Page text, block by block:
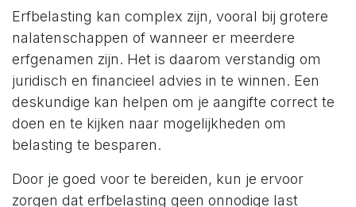
Erfbelasting kan complex zijn, vooral bij grotere
nalatenschappen of wanneer er meerdere
erfgenamen zijn. Het is daarom verstandig om
juridisch en financieel advies in te winnen. Een
deskundige kan helpen om je aangifte correct te
doen en te kijken naar mogelijkheden om
belasting te besparen.
Door je goed voor te bereiden, kun je ervoor
zorgen dat erfbelasting geen onnodige last